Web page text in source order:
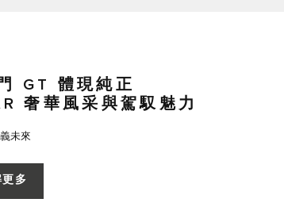
GT 體現純正
奢華風采與駕馭魅力
未來
更多